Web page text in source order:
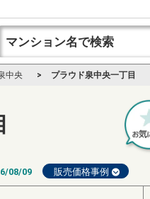
中央 プラウド泉中央一丁目
08/09 販売価格事例